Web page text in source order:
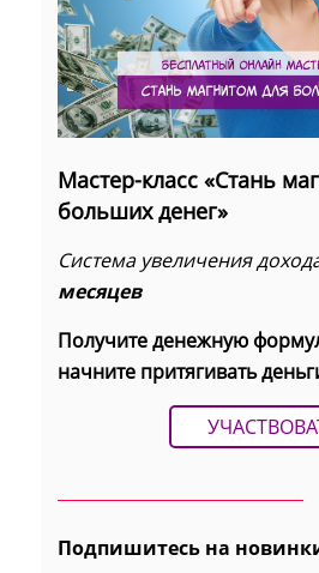
Мастер-класс «Стань
больших денег»
Система увеличения
месяцев
Получите денежную
начните притягивать
Подпишитесь на